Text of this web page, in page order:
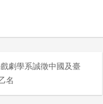
劇學系誠徵中國及臺
名